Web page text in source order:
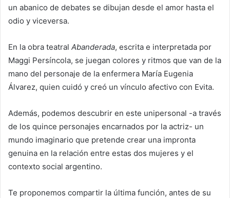
un abanico de debates se dibujan desde el amor hasta el
odio y viceversa.
En la obra teatral Abanderada, escrita e interpretada por
Maggi Persíncola, se juegan colores y ritmos que van de la
mano del personaje de la enfermera María Eugenia
Álvarez, quien cuidó y creó un vínculo afectivo con Evita.
Además, podemos descubrir en este unipersonal -a través
de los quince personajes encarnados por la actriz- un
mundo imaginario que pretende crear una impronta
genuina en la relación entre estas dos mujeres y el
contexto social argentino.
Te proponemos compartir la última función, antes de su